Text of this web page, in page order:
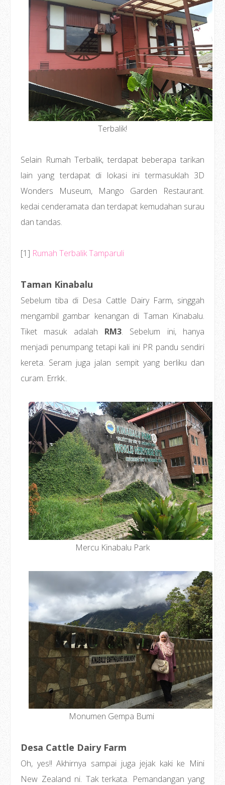
Terbalik!
Selain Rumah Terbalik, terdapat beberapa tarikan
lain yang terdapat di lokasi ini termasuklah 3D
Wonders Museum, Mango Garden Restaurant.
kedai cenderamata dan terdapat kemudahan surau
dan tandas.
[1] Rumah Terbalik Tamparuli
Taman Kinabalu
Sebelum tiba di Desa Cattle Dairy Farm, singgah
mengambil gambar kenangan di Taman Kinabalu.
Tiket masuk adalah RM3. Sebelum ini, hanya
menjadi penumpang tetapi kali ini PR pandu sendiri
kereta. Seram juga jalan sempit yang berliku dan
curam. Errkk..
Mercu Kinabalu Park
Monumen Gempa Bumi
Desa Cattle Dairy Farm
Oh, yes!! Akhirnya sampai juga jejak kaki ke Mini
New Zealand ni. Tak terkata. Pemandangan yang